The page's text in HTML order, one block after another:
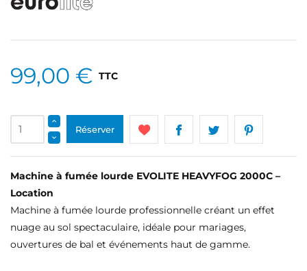
99,00 € TTC
Réserver
Machine à fumée lourde EVOLITE HEAVYFOG 2000C –
Location
Machine à fumée lourde professionnelle créant un effet
nuage au sol spectaculaire, idéale pour mariages,
ouvertures de bal et événements haut de gamme.